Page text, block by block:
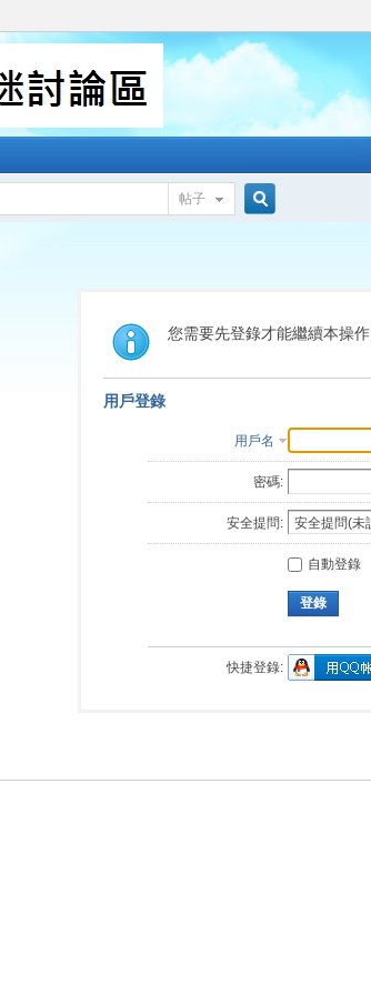
帖子
索
您需要先登錄才能繼續本操作
用戶登錄
用戶名
密碼:
安全提問:
自動登錄
登錄
快捷登錄: